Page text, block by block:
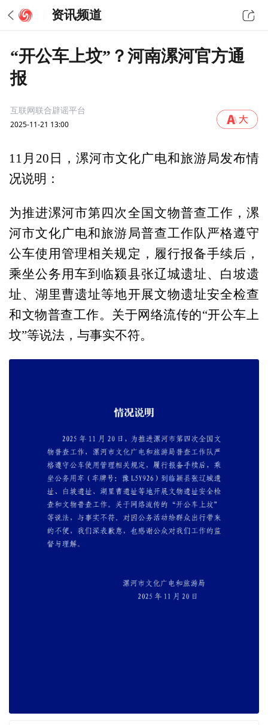
资讯频道
“开公车上坟”？河南漯河官方通
报
互联网联合辟谣平台
2025-11-21 13:00
11月20日，漯河市文化广电和旅游局发布情
况说明：
为推进漯河市第四次全国文物普查工作，漯
河市文化广电和旅游局普查工作队严格遵守
公车使用管理相关规定，履行报备手续后，
乘坐公务用车到临颍县张辽城遗址、白坡遗
址、湖里曹遗址等地开展文物遗址安全检查
和文物普查工作。关于网络流传的“开公车上
坟”等说法，与事实不符。